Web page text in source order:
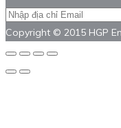
Copyright © 2015 HGP